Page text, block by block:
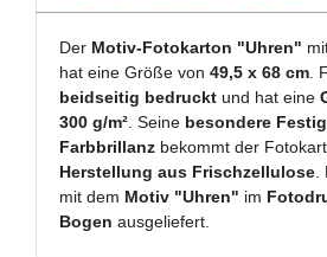
Der Motiv-Fotokarton "Uhren"
hat eine Größe von49,5 x 68 cm.
beidseitig bedruckt und hat eine
300 g/m². Seine besondere
Farbbrillanz bekommt der
Herstellung aus Frischzellulose.
mit dem Motiv "Uhren" im
Bogen ausgeliefert.